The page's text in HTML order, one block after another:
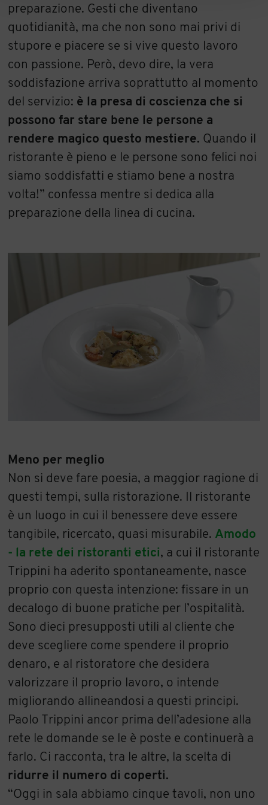
preparazione. Gesti che diventano
quotidianità, ma che non sono mai privi di
stupore e piacere se si vive questo lavoro
con passione. Però, devo dire, la vera
soddisfazione arriva soprattutto al momento
del servizio: è la presa di coscienza che si
possono far stare bene le persone a
rendere magico questo mestiere. Quando il
ristorante è pieno e le persone sono felici noi
siamo soddisfatti e stiamo bene a nostra
volta!” confessa mentre si dedica alla
preparazione della linea di cucina.
Meno per meglio
Non si deve fare poesia, a maggior ragione di
questi tempi, sulla ristorazione. Il ristorante
è un luogo in cui il benessere deve essere
tangibile, ricercato, quasi misurabile. Amodo
- la rete dei ristoranti etici, a cui il ristorante
Trippini ha aderito spontaneamente, nasce
proprio con questa intenzione: fissare in un
decalogo di buone pratiche per l’ospitalità.
Sono dieci presupposti utili al cliente che
deve scegliere come spendere il proprio
denaro, e al ristoratore che desidera
valorizzare il proprio lavoro, o intende
migliorando allineandosi a questi principi.
Paolo Trippini ancor prima dell’adesione alla
rete le domande se le è poste e continuerà a
farlo. Ci racconta, tra le altre, la scelta di
ridurre il numero di coperti.
“Oggi in sala abbiamo cinque tavoli, non uno